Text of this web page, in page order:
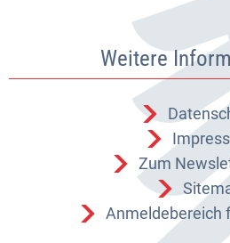
Weitere
Zum
Anmeldebereich